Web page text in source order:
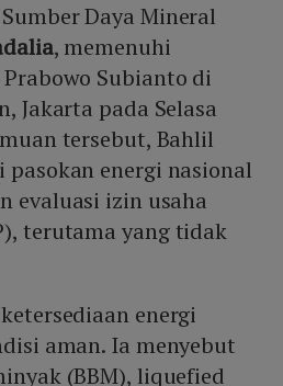
Daya Mineral
, memenuhi
Subianto di
Jakarta pada Selasa
tersebut, Bahlil
energi nasional
evaluasi izin usaha
terutama yang tidak
energi
aman. Ia menyebut
(BBM), liquefied